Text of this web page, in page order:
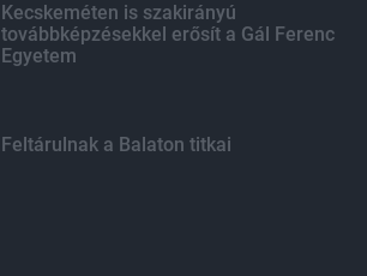
Kecskeméten is szakirányú
továbbképzésekkel erősít a Gál Ferenc
Egyetem
Feltárulnak a Balaton titkai